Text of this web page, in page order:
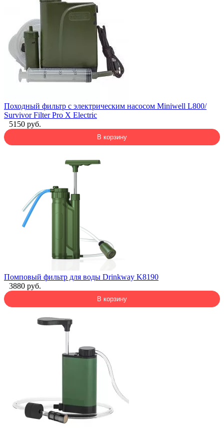
Походный фильтр с электрическим насосом Miniwell L800/
Survivor Filter Pro X Electric
5150 руб.
В корзину
Помповый фильтр для воды Drinkway K8190
3880 руб.
В корзину